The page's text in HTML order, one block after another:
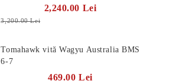
2,240.00 Lei
3,200.00 Lei
Tomahawk vită Wagyu Australia BMS
6-7
469.00 Lei